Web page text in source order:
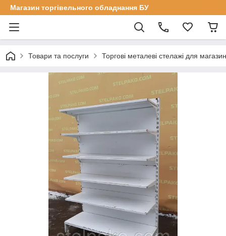
Магазин торгівельного обладнання БУ
Товари та послуги Торгові металеві стелажі для